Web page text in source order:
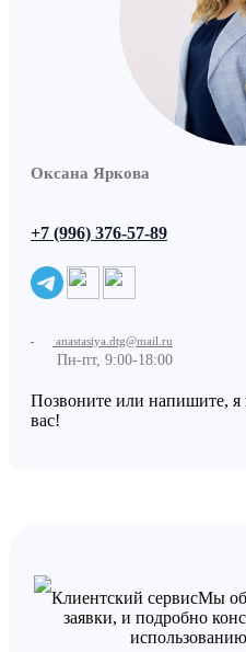
Оксана Яркова
+7 (996) 376-57-89
anastasiya.dtg@mail.ru
Пн-пт, 9:00-18:00
Позвоните или напишите, я
вас!
Клиентский сервисМы
заявки, и подробно